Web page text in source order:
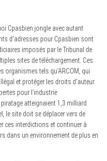
Cpasbien jongle avec autant
d’adresses pour Cpasbien sont
imposés par le Tribunal de
sites de téléchargement. Ces
tels qu’ARCOM, qui
et protéger les droits d’auteur.
pour l’industrie
atteignaient 1,3 milliard
le site doit se déplacer vers de
ces interdictions et continuer à
dans un environnement de plus en